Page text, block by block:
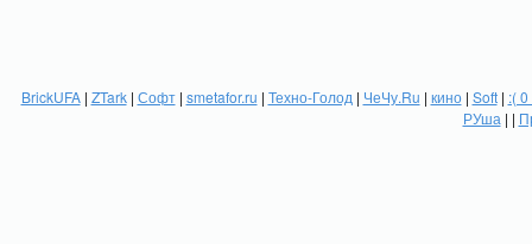
BrickUFA| ZTark| Софт| smetafor.ru | Техно-Голод | ЧеЧу.Ru | кино| Soft| :(
РУша | |